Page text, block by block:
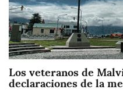
Los veteranos de
declaraciones de la